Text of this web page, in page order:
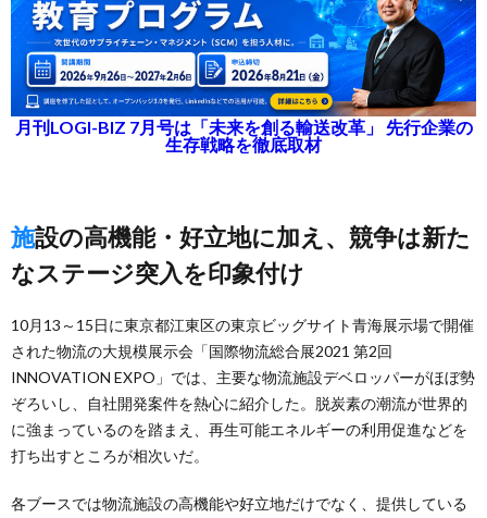
月刊LOGI-BIZ 7月号は「未来を創る輸送改革」 先行企業の
生存戦略を徹底取材
施設の高機能・好立地に加え、競争は新た
なステージ突入を印象付け
10月13～15日に東京都江東区の東京ビッグサイト青海展示場で開催
された物流の大規模展示会「国際物流総合展2021 第2回
INNOVATION EXPO」では、主要な物流施設デベロッパーがほぼ勢
ぞろいし、自社開発案件を熱心に紹介した。脱炭素の潮流が世界的
に強まっているのを踏まえ、再生可能エネルギーの利用促進などを
打ち出すところが相次いだ。
各ブースでは物流施設の高機能や好立地だけでなく、提供している